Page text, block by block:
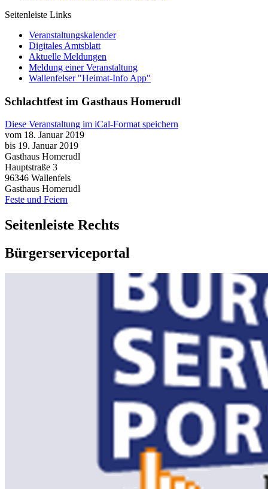
Seitenleiste Links
Veranstaltungskalender
Digitales Amtsblatt
Aktuelle Meldungen
Meldung einer Veranstaltung
Wallenfelser "Heimat-Info App"
Schlachtfest im Gasthaus Homerudl
Diese Veranstaltung im iCal-Format speichern
vom 18. Januar 2019
bis 19. Januar 2019
Gasthaus Homerudl
Hauptstraße 3
96346 Wallenfels
Gasthaus Homerudl
Feste und Feiern
Seitenleiste Rechts
Bürgerserviceportal